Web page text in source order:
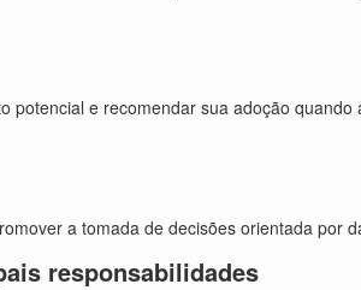
e recomendar sua adoção
a tomada de decisões orientada por
responsabilidades